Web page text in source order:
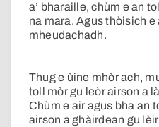
a’ bharaille, chùm e an
na mara. Agus thòisich e
mheudachadh.
Thug e ùine mhòr ach,
toll mòr gu leòr airson a
Chùm e air agus bha an
airson a ghàirdean gu